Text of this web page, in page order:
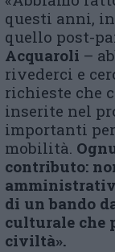
questi anni,
quello post-
Acquaroli –
rivederci e
richieste che
inserite nel
importanti
mobilità.
contributo:
di un bando
culturale che
civiltà».